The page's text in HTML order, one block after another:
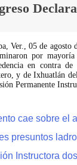
Ver., 05 de
por
en contra
y de Ixhuatlán
Permanente
cae sobre el
presuntos
Instructora